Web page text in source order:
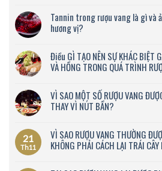
Tannin trong rượu vang là gì và
hương vị?
Điều GÌ TẠO NÊN SỰ KHÁC BIỆT
VÀ HỒNG TRONG QUÁ TRÌNH
VÌ SAO MỘT SỐ RƯỢU VANG
THAY VÌ NÚT BẦN?
21
Th11
VÌ SAO RƯỢU VANG THƯỜNG
KHÔNG PHẢI CÁCH LẠI TRÁI CÂY